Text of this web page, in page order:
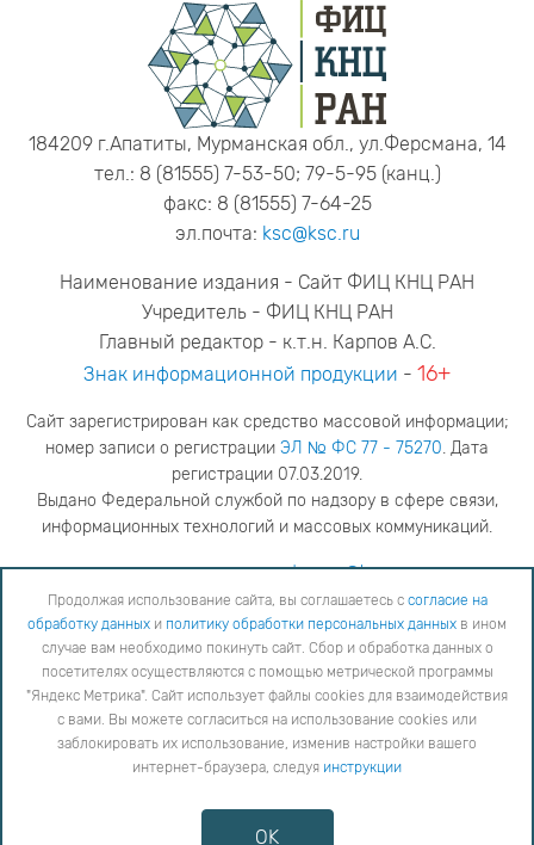
184209 г.Апатиты, Мурманская обл., ул.Ферсмана, 14
тел.: 8 (81555) 7-53-50; 79-5-95 (канц.)
факс: 8 (81555) 7-64-25
эл.почта: ksc@ksc.ru
Наименование издания - Сайт ФИЦ КНЦ РАН
Учредитель - ФИЦ КНЦ РАН
Главный редактор - к.т.н. Карпов А.С.
Знак информационной продукции - 16+
Сайт зарегистрирован как средство массовой информации;
номер записи о регистрации ЭЛ № ФС 77 - 75270. Дата
регистрации 07.03.2019.
Выдано Федеральной службой по надзору в сфере связи,
информационных технологий и массовых коммуникаций.
адрес редакцииya.stogova@ksc.ru
телефон редакции81555-79-516
Продолжая использование сайта, вы соглашаетесь с согласие на обработку данных
обработки персональных данных
в ином случае вам необходимо покинуть сайт. Сбор и обработка
данных о посетителях осуществляются с помощью метрической программы "Яндекс Метрика".
Сайт использует файлы cookies для взаимодействия с вами. Вы можете согласиться на
использование cookies или заблокировать их использование, изменив настройки вашего интернет-
Противодействие коррупции
Продолжая использование сайта, вы соглашаетесь с согласие на
обработку данных и политику обработки персональных данных в ином
случае вам необходимо покинуть сайт. Сбор и обработка данных о
посетителях осуществляются с помощью метрической программы
"Яндекс Метрика". Сайт использует файлы cookies для взаимодействия
с вами. Вы можете согласиться на использование cookies или
заблокировать их использование, изменив настройки вашего
интернет-браузера, следуя инструкции
OK